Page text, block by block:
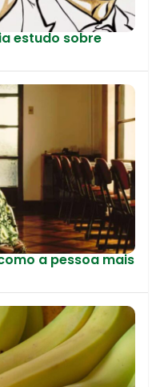
estudo sobre
a pessoa mais